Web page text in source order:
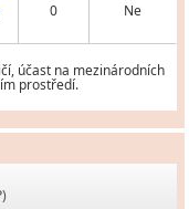
0 Ne
účast na mezinárodních
prostředí.